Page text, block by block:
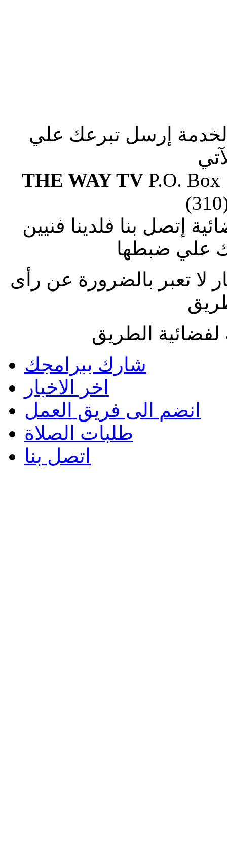
إرسل تبرعك علي
THE WAY TVP.O. Box
إتصل بنا فلدينا فنيين
علي ضبطها
لا تعبر بالضرورة عن رأى
الطريق
شارك ببرامجك
اخر الاخبار
انضم الى فريق العمل
طلبات الصلاة
اتصل بنا